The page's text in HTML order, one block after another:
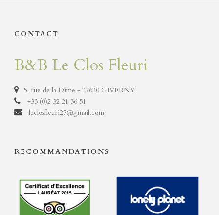
CONTACT
B&B Le Clos Fleuri
5, rue de la Dîme - 27620 GIVERNY
+33 (0)2 32 21 36 51
leclosfleuri27@gmail.com
RECOMMANDATIONS